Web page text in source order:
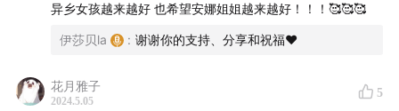
走上全职博主之路，我们详细聊聊账号的商业化
18:00 公司可以帮账号实现最大价值的商业化，但账号的
异乡女孩越来越好 也希望安娜姐姐越来越好！！！🥰🥰🥰
伊莎贝la : 谢谢你的支持、分享和祝福❤️
花月雅子
2024.5.05
5